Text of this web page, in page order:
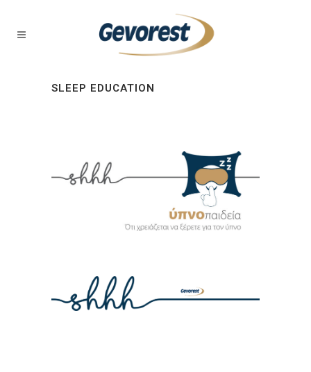
SLEEP EDUCATION